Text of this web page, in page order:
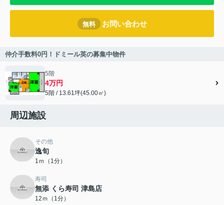
無料 お問い合わせ
仲介手数料0円！ドミール英の募集中物件
5階
4万円
5階 / 13.61坪(45.00㎡)
周辺施設
その他
逸旬
1ｍ（1分）
寿司
無添 くら寿司 津島店
12ｍ（1分）